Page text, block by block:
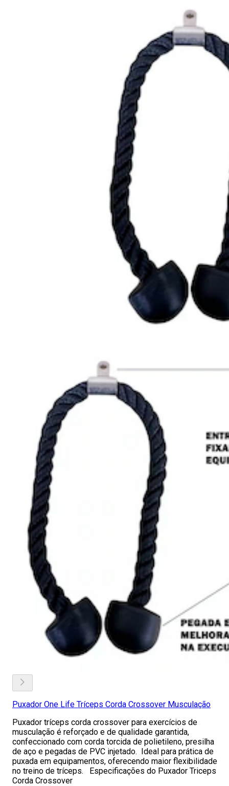
Puxador One Life Tríceps Corda Crossover Musculação
Puxador tríceps corda crossover para exercícios de
musculação é reforçado e de qualidade garantida,
confeccionado com corda torcida de polietileno, presilha
de aço e pegadas de PVC injetado. Ideal para prática de
puxada em equipamentos, oferecendo maior flexibilidade
no treino de tríceps. Especificações do Puxador Triceps
Corda Crossover